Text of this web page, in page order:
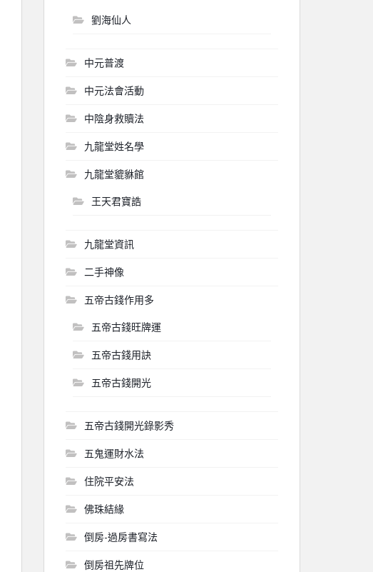
劉海仙人
中元普渡
中元法會活動
中陰身救贖法
九龍堂姓名學
九龍堂貔貅館
王天君寶誥
九龍堂資訊
二手神像
五帝古錢作用多
五帝古錢旺牌運
五帝古錢用訣
五帝古錢開光
五帝古錢開光錄影秀
五鬼運財水法
住院平安法
佛珠結緣
倒房-過房書寫法
倒房祖先牌位